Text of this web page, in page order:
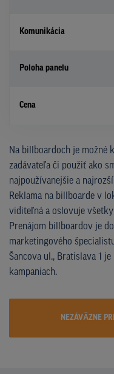
Komunikácia
Poloha panelu
Cena
Na billboardoch je
zadávateľa či použiť ako
najpoužívanejšie a
Reklama na billboarde v
viditeľná a oslovuje
Prenájom billboardov je
marketingového
Šancova ul., Bratislava 1
kampaniach.
NEZÁVÄZNE